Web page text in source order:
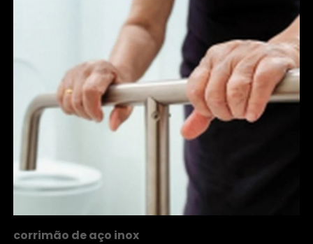
corrimão de aço inox